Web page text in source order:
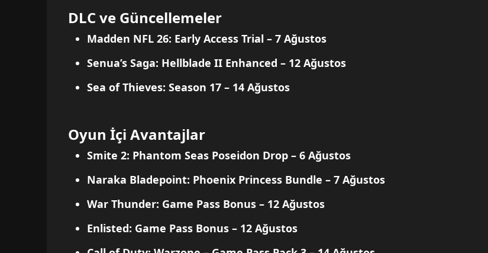
DLC ve Güncellemeler
Madden NFL 26: Early Access Trial – 7 Ağustos
Senua’s Saga: Hellblade II Enhanced – 12 Ağustos
Sea of Thieves: Season 17 – 14 Ağustos
Oyun İçi Avantajlar
Smite 2: Phantom Seas Poseidon Drop – 6 Ağustos
Naraka Bladepoint: Phoenix Princess Bundle – 7 Ağustos
War Thunder: Game Pass Bonus – 12 Ağustos
Enlisted: Game Pass Bonus – 12 Ağustos